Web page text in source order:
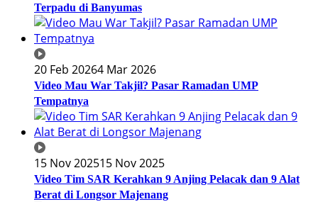
Terpadu di Banyumas
20 Feb 20264 Mar 2026
Video Mau War Takjil? Pasar Ramadan UMP
Tempatnya
15 Nov 202515 Nov 2025
Video Tim SAR Kerahkan 9 Anjing Pelacak dan 9 Alat
Berat di Longsor Majenang